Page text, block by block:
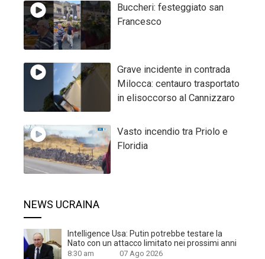
Buccheri: festeggiato san
Francesco
Grave incidente in contrada
Milocca: centauro trasportato
in elisoccorso al Cannizzaro
Vasto incendio tra Priolo e
Floridia
NEWS UCRAINA
Intelligence Usa: Putin potrebbe testare la
Nato con un attacco limitato nei prossimi anni
8:30 am 07 Ago 2026